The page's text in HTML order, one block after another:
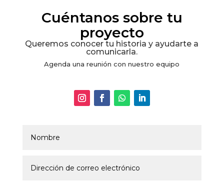
Cuéntanos sobre tu
proyecto
Queremos conocer tu historia y ayudarte a
comunicarla.
Agenda una reunión con nuestro equipo